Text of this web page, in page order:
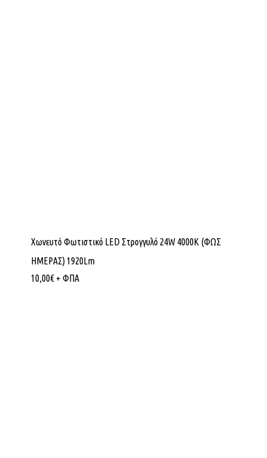
Χωνευτό Φωτιστικό LED Στρογγυλό 24W 4000K (ΦΩΣ
ΗΜΕΡΑΣ) 1920Lm
10,00€ + ΦΠΑ